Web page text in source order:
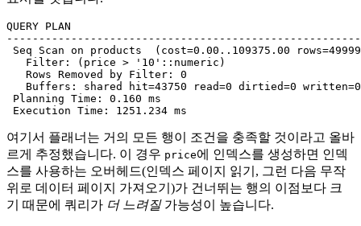
QUERY PLAN
Seq Scan on products  (cost=0.00..109375.00
   Filter: (price > '10'::numeric)
   Rows Removed by Filter: 0
   Buffers: shared hit=43750 read=0 dirtied=0 written=0
Planning Time: 0.160 ms
여기서 플래너는 거의 모든 행이 조건을 충족할 것이라고 올바
르게 추정했습니다. 이 경우 price에 인덱스를 생성하면 인덱
스를 사용하는 오버헤드(인덱스 페이지 읽기, 그런 다음 무작
위로 데이터 페이지 가져오기)가 건너뛰는 행의 이점보다 크
기 때문에 쿼리가 더 느려질가능성이 높습니다.